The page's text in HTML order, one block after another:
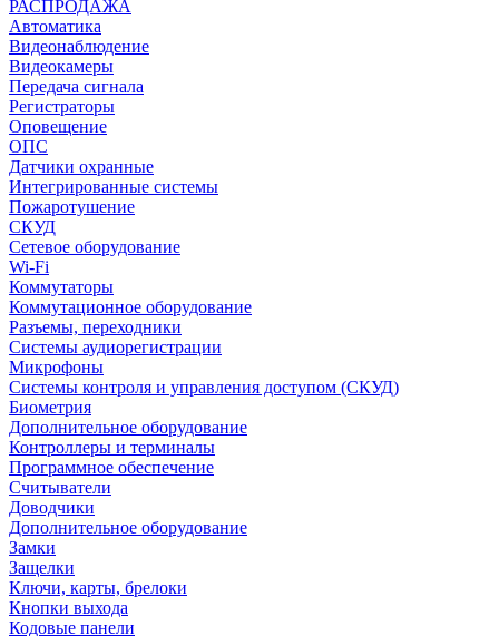
РАСПРОДАЖА
Автоматика
Видеонаблюдение
Видеокамеры
Передача сигнала
Регистраторы
Оповещение
ОПС
Датчики охранные
Интегрированные системы
Пожаротушение
СКУД
Сетевое оборудование
Wi-Fi
Коммутаторы
Коммутационное оборудование
Разъемы, переходники
Системы аудиорегистрации
Микрофоны
Системы контроля и управления доступом (СКУД)
Биометрия
Дополнительное оборудование
Контроллеры и терминалы
Программное обеспечение
Считыватели
Доводчики
Дополнительное оборудование
Замки
Защелки
Ключи, карты, брелоки
Кнопки выхода
Кодовые панели